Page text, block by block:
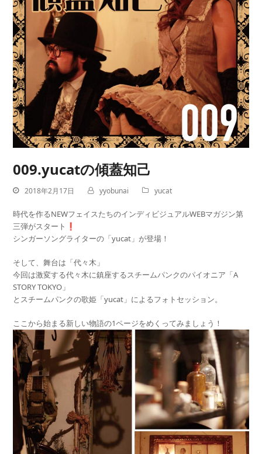
009.yucatの傾蓋知己
2018年2月17日 yyobunai yucat
時代を作るNEWフェイスたちのインディビジュアルWEBマガジン第
三弾がスタート❗️
シンガーソングライターの「yucat」が登場！
そして、舞台は「代々木」
今回は激変する代々木に鎮座するスチームパンクのパイオニア「A
STORY TOKYO」
とスチームパンクの歌姫「yucat」によるフォトセッション。
ここから始まる新しい物語の1ページをめくってみましょう！